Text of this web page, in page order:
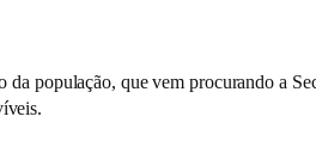
da população, que vem procurando a